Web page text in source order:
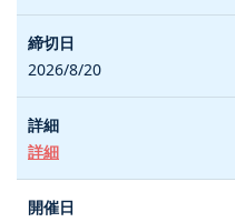
2026/8/20
詳細